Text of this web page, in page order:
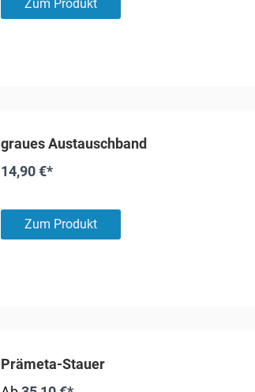
Zum Produkt
graues Austauschband
14,90 €*
Zum Produkt
Prämeta-Stauer